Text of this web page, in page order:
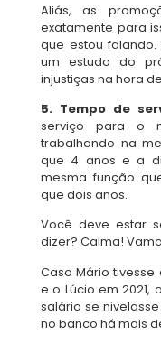
Aliás, as
exatamente para
que estou
um estudo do
injustiças na hora
5. Tempo de
serviço para o
trabalhando na
que 4 anos e a
mesma função
que dois anos.
Você deve estar
dizer? Calma!
Caso Mário
e o Lúcio em
salário se
no banco há mais